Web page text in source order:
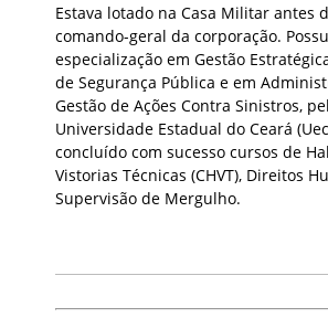
Estava lotado na Casa Militar antes
comando-geral da corporação.
especialização em Gestão
de Segurança Pública e em
Gestão de Ações Contra Sinistros,
Universidade Estadual do Ceará
concluído com sucesso cursos de
Vistorias Técnicas (CHVT), Direitos
Supervisão de Mergulho.